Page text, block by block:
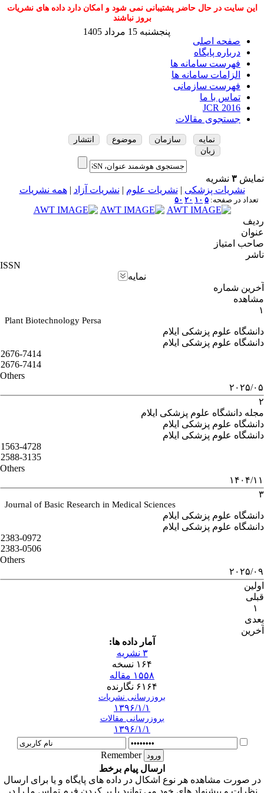
این سایت در حال حاضر پشتیبانی نمی شود و امکان دارد داده های نشریات
بروز نباشند
صفحه اصلی
درباره پایگاه
فهرست سامانه ها
الزامات سامانه ها
فهرست سازمانی
تماس با ما
JCR 2016
جستجوی مقالات
پنجشنبه 15 مرداد 1405
نمایه سازمان موضوع
انتشار
زبان
نمایش ۳ نشریه
نشریات پزشکی | نشریات علوم | نشریات آزاد |همه نشریات
تعداد در صفحه: ۵ ۱۰ ۲۰ ۵۰
ردیف
عنوان
صاحب امتیاز
ناشر
ISSN
نمایه
آخرین شماره
مشاهده
۱
Plant Biotechnology Persa
دانشگاه علوم پزشکی ایلام
دانشگاه علوم پزشکی ایلام
2676-7414
2676-7414
Others
۲۰۲۵/۰۵
۲
مجله دانشگاه علوم پزشکی ایلام
دانشگاه علوم پزشکی ایلام
دانشگاه علوم پزشکی ایلام
1563-4728
2588-3135
Others
۱۴۰۴/۱۱
۳
Journal of Basic Research in Medical Sciences
دانشگاه علوم پزشکی ایلام
دانشگاه علوم پزشکی ایلام
2383-0972
2383-0506
Others
۲۰۲۵/۰۹
اولین
قبلی
۱
بعدی
آخرین
آمار داده ها:
۳ نشریه
۱۶۴ نسخه
۱۵۵۸ مقاله
۶۱۶۴ نگارنده
بروزرسانی نشریات
۱۳۹۶/۱/۱
بروزرسانی مقالات
۱۳۹۶/۱/۱
Remember
ارسال پیام برخط
در صورت مشاهده هر نوع اشکال در داده های پایگاه و یا برای ارسال
نظرات و پیشنهاد های خود می توانید با پر کردن فرم تماس ما را در